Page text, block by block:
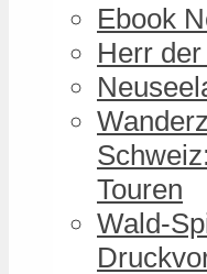
Ebook
Herr
Touren
Wald-